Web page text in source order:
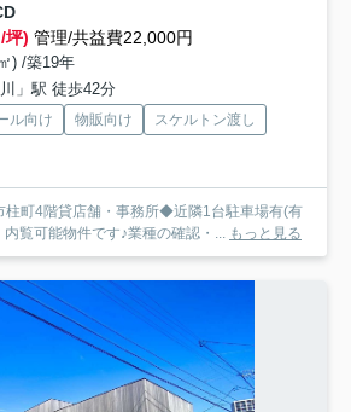
坪) 管理/共益費22,000円
) /築19年
」駅 徒歩42分
ル向け 物販向け
スケルトン渡し
町4階貸店舗・事務所◆近隣1台駐車場有(有
覧可能物件です♪業種の確認・...
もっと見る